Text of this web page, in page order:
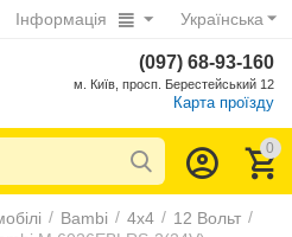
Українська
Інформація
(097) 68-93-160
м. Київ, просп. Берестейський 12
Карта проїзду
0
/ Bambi / 4х4 / 12 Вольт /